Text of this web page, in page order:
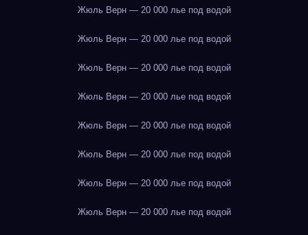
Жюль Верн — 20 000 лье под водой
Жюль Верн — 20 000 лье под водой
Жюль Верн — 20 000 лье под водой
Жюль Верн — 20 000 лье под водой
Жюль Верн — 20 000 лье под водой
Жюль Верн — 20 000 лье под водой
Жюль Верн — 20 000 лье под водой
Жюль Верн — 20 000 лье под водой